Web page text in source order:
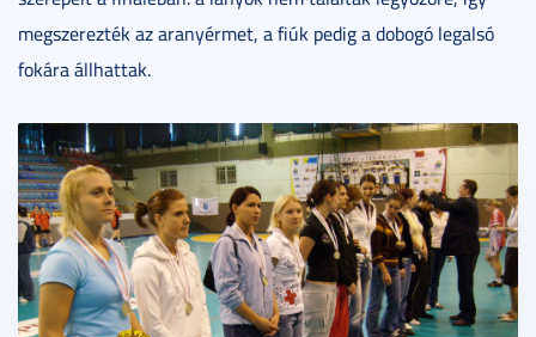
megszerezték az aranyérmet, a fiúk pedig a dobogó legalsó
fokára állhattak.